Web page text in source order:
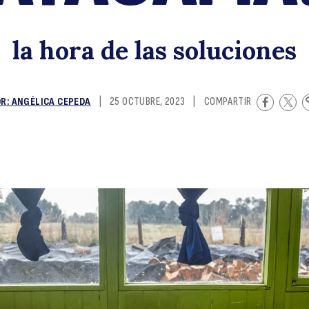
la hora de las soluciones
ANGÉLICA CEPEDA 25 OCTUBRE, 2023 COMPARTIR